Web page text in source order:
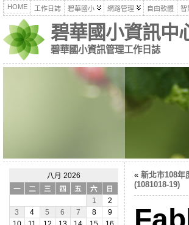
HOME 工作日誌 碧華國小 網路管理 自由軟體 智
碧華國小資訊中
碧華國小資訊管理工作日誌
八月 2026
一
二 三 四 五 六
日
1
2
3
4 5 6 7 8
9
« 新北市108年
(1081018-19)